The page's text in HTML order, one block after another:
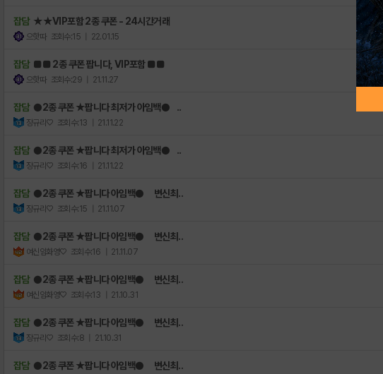
잡담 ★★VIP포함 2종 쿠폰 - 24시간거래
으핫따 조회수:15 | 22.01.15
잡담 ■■ 2종 쿠폰 팝니다, VIP포함 ■■
으핫따 조회수:29 | 21.11.27
잡담 ●2종 쿠폰 ★팝니다 최저가 아임백● ..
장규리♡ 조회수:13 | 21.11.22
잡담 ●2종 쿠폰 ★팝니다 최저가 아임백● ..
장규리♡ 조회수:16 | 21.11.22
잡담 ●2종 쿠폰 ★팝니다 아임백● 변신최..
장규리♡ 조회수:15 | 21.11.07
잡담 ●2종 쿠폰 ★팝니다 아임백● 변신최..
여신임화영♡ 조회수:16 | 21.11.07
잡담 ●2종 쿠폰 ★팝니다 아임백● 변신최..
여신임화영♡ 조회수:13 | 21.10.31
잡담 ●2종 쿠폰 ★팝니다 아임백● 변신최..
장규리♡ 조회수:8 | 21.10.31
잡담 ●2종 쿠폰 ★팝니다 아임백● 변신최..